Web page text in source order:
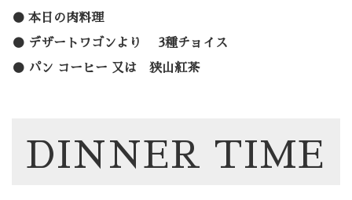
本日の肉料理
デザートワゴンより 3種チョイス
パン コーヒー 又は 狭山紅茶
DINNER TIME